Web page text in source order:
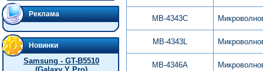
Реклама
Новинки
Samsung - GT-B5510
MB-4343C
MB-4343L
MB-4346A